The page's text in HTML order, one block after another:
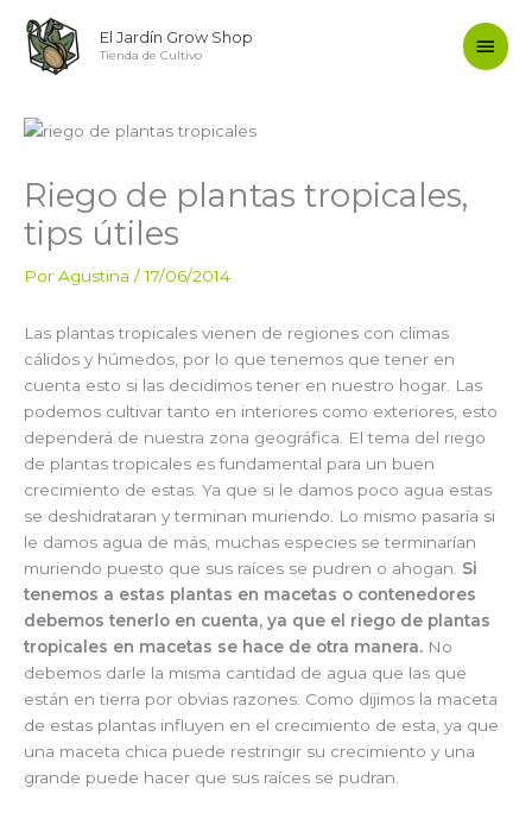
contenido
El Jardín Grow Shop
Tienda de Cultivo
Riego de plantas tropicales,
tips útiles
Por Agustina /17/06/2014
Las plantas tropicales vienen de regiones con climas
cálidos y húmedos, por lo que tenemos que tener en
cuenta esto si las decidimos tener en nuestro hogar. Las
podemos cultivar tanto en interiores como exteriores, esto
dependerá de nuestra zona geográfica. El tema del riego
de plantas tropicales es fundamental para un buen
crecimiento de estas. Ya que si le damos poco agua estas
se deshidrataran y terminan muriendo. Lo mismo pasaría si
le damos agua de más, muchas especies se terminarían
muriendo puesto que sus raíces se pudren o ahogan. Si
tenemos a estas plantas en macetas o contenedores
debemos tenerlo en cuenta, ya que el riego de plantas
tropicales en macetas se hace de otra manera. No
debemos darle la misma cantidad de agua que las que
están en tierra por obvias razones. Como dijimos la maceta
de estas plantas influyen en el crecimiento de esta, ya que
una maceta chica puede restringir su crecimiento y una
grande puede hacer que sus raíces se pudran.